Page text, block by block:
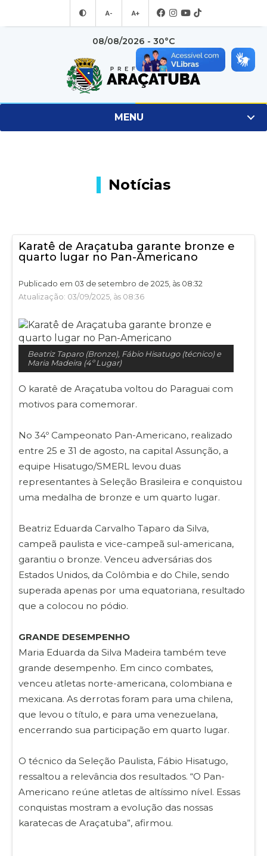
A- A+
08/08/2026 - 30°C
MENU
Notícias
Karatê de Araçatuba garante bronze e
quarto lugar no Pan-Americano
Publicado em 03 de setembro de 2025, às 08:32
Atualização: 03/09/2025, às 08:36
Beatriz Taparo (Bronze), Fábio Hisatugo (técnico) e
Maria Madeira (4º Lugar)
O karatê de Araçatuba voltou do Paraguai com
motivos para comemorar.
No 34º Campeonato Pan-Americano, realizado
entre 25 e 31 de agosto, na capital Assunção, a
equipe Hisatugo/SMERL levou duas
representantes à Seleção Brasileira e conquistou
uma medalha de bronze e um quarto lugar.
Beatriz Eduarda Carvalho Taparo da Silva,
campeã paulista e vice-campeã sul-americana,
garantiu o bronze. Venceu adversárias dos
Estados Unidos, da Colômbia e do Chile, sendo
superada apenas por uma equatoriana, resultado
que a colocou no pódio.
GRANDE DESEMPENHO
Maria Eduarda da Silva Madeira também teve
grande desempenho. Em cinco combates,
venceu atletas norte-americana, colombiana e
mexicana. As derrotas foram para uma chilena,
que levou o título, e para uma venezuelana,
encerrando sua participação em quarto lugar.
O técnico da Seleção Paulista, Fábio Hisatugo,
ressaltou a relevância dos resultados. “O Pan-
Americano reúne atletas de altíssimo nível. Essas
conquistas mostram a evolução das nossas
karatecas de Araçatuba”, afirmou.